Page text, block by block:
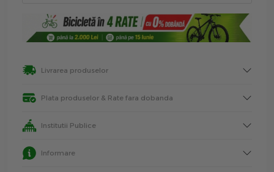
Livrarea produselor
Plata produselor & Rate fara dobanda
Institutii Publice
Informare